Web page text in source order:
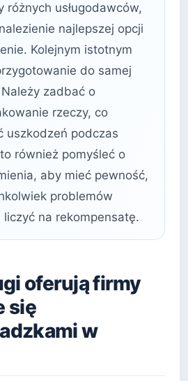
różnych usługodawców,
najlepszej opcji
Kolejnym istotnym
do samej
zadbać o
rzeczy, co
uszkodzeń podczas
również pomyśleć o
aby mieć pewność,
problemów
na rekompensatę.
oferują firmy
się
w